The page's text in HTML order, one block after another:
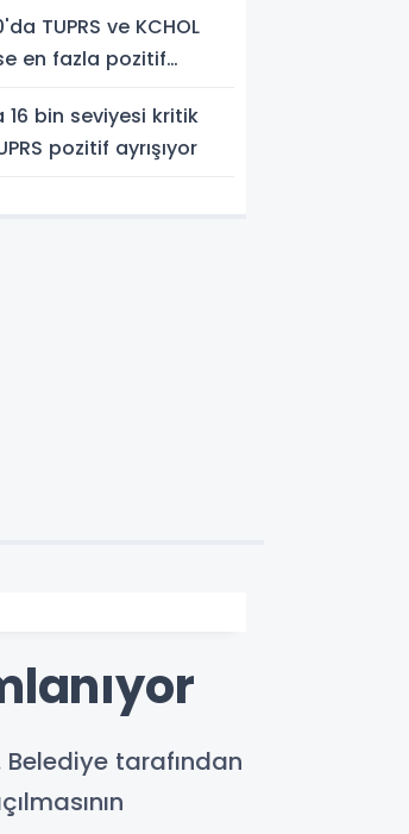
TUPRS ve KCHOL
en fazla pozitif
16 bin seviyesi kritik
pozitif ayrışıyor
Belediye tarafından